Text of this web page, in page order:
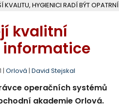
KVALITU, HYGIENICI RADÍ BÝT OPATRNÍ
kvalitní
informatice
| Orlová | David Stejskal
operačních systémů
akademie Orlová.